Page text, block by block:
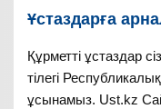
Ұстаздарға
Құрметті ұстаздар
тілегі
ұсынамыз. Ust.kz